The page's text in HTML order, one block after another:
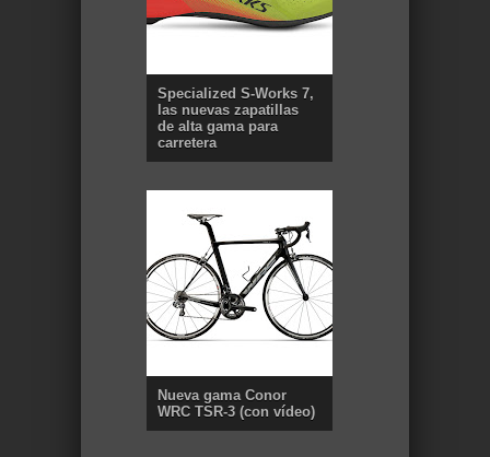
Specialized S-Works 7,
las nuevas zapatillas
de alta gama para
carretera
Nueva gama Conor
WRC TSR-3 (con vídeo)